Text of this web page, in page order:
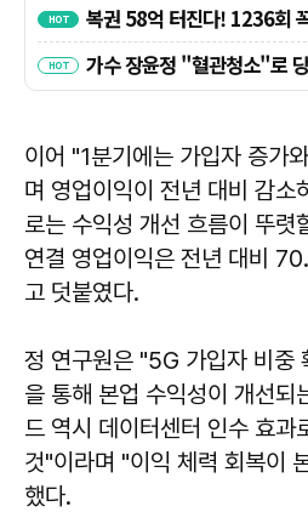
이어 "1분기에는 가입자 증가
며 영업이익이 전년 대비 감소
로는 수익성 개선 흐름이 뚜
연결 영업이익은 전년 대비
고 덧붙였다.
정 연구원은 "5G 가입자 비중
을 통해 본업 수익성이 개선되
드 역시 데이터센터 인수 효과
것"이라며 "이익 체력 회복이
했다.